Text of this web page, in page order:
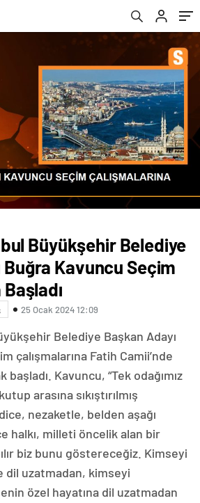
Büyükşehir Belediye
Buğra Kavuncu Seçim
Başladı
25 Ocak 2024 12:09
Belediye Başkan Adayı
çalışmalarına Fatih Camii’nde
başladı. Kavuncu, “Tek odağımız
arasına sıkıştırılmış
nezaketle, belden aşağı
halkı, milleti öncelik alan bir
biz bunu göstereceğiz. Kimseyi
dil uzatmadan, kimseyi
özel hayatına dil uzatmadan
6 Maddesi Kabul Edildi